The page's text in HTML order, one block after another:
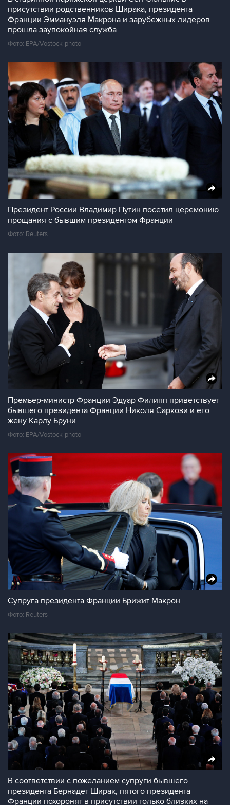
присутствии родственников Ширака, президента
Франции Эммануэля Макрона и зарубежных лидеров
прошла заупокойная служба
Фото: EPA/Vostock-photo
Президент России Владимир Путин посетил церемонию
прощания с бывшим президентом Франции
Фото: Reuters
Премьер-министр Франции Эдуар Филипп приветствует
бывшего президента Франции Николя Саркози и его
жену Карлу Бруни
Фото: EPA/Vostock-photo
Супруга президента Франции Брижит Макрон
Фото: Reuters
В соответствии с пожеланием супруги бывшего
президента Бернадет Ширак, пятого президента
Франции похоронят в присутствии только близких на